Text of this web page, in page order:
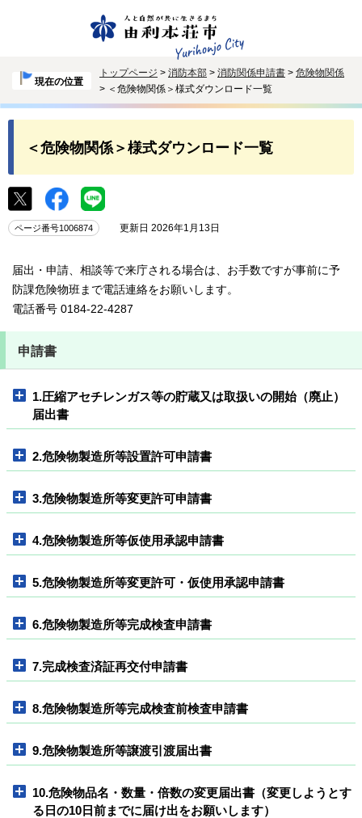
現在の位置
トップページ > 消防本部 > 消防関係申請書 > 危険物関係
> ＜危険物関係＞様式ダウンロード一覧
＜危険物関係＞様式ダウンロード一覧
ページ番号1006874 更新日 2026年1月13日
届出・申請、相談等で来庁される場合は、お手数ですが事前に予
防課危険物班まで電話連絡をお願いします。
電話番号 0184-22-4287
申請書
1.圧縮アセチレンガス等の貯蔵又は取扱いの開始（廃止）
届出書
2.危険物製造所等設置許可申請書
3.危険物製造所等変更許可申請書
4.危険物製造所等仮使用承認申請書
5.危険物製造所等変更許可・仮使用承認申請書
6.危険物製造所等完成検査申請書
7.完成検査済証再交付申請書
8.危険物製造所等完成検査前検査申請書
9.危険物製造所等譲渡引渡届出書
10.危険物品名・数量・倍数の変更届出書（変更しようとす
る日の10日前までに届け出をお願いします）